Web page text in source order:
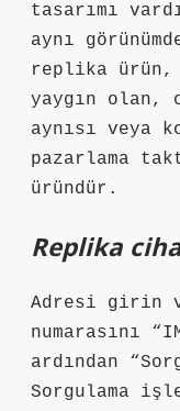
tasarımı
aynı
replika
yaygın
aynısı veya
pazarlama
üründür.
Replika
Adresi girin
numarasını
ardından
Sorgulama